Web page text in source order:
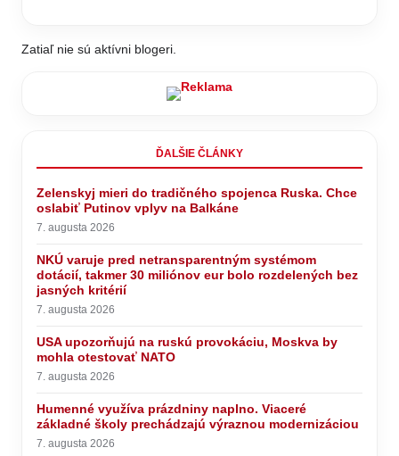
Zatiaľ nie sú aktívni blogeri.
ĎALŠIE ČLÁNKY
Zelenskyj mieri do tradičného spojenca Ruska. Chce
oslabiť Putinov vplyv na Balkáne
7. augusta 2026
NKÚ varuje pred netransparentným systémom
dotácií, takmer 30 miliónov eur bolo rozdelených bez
jasných kritérií
7. augusta 2026
USA upozorňujú na ruskú provokáciu, Moskva by
mohla otestovať NATO
7. augusta 2026
Humenné využíva prázdniny naplno. Viaceré
základné školy prechádzajú výraznou modernizáciou
7. augusta 2026